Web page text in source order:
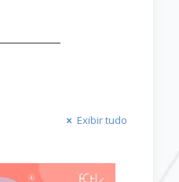
Exibir tudo